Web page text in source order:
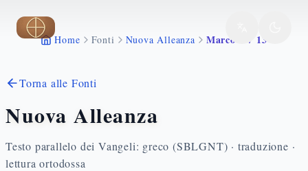
Vai al contenuto principale
Home Fonti Nuova Alleanza Marco 6 7 13
Torna alle Fonti
Nuova Alleanza
Testo parallelo dei Vangeli: greco (SBLGNT) · traduzione ·
lettura ortodossa